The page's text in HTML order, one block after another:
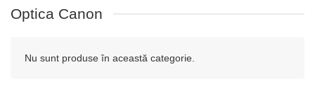
Optica Canon
Nu sunt produse în această categorie.